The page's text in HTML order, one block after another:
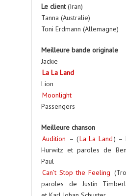
Le client(Iran)
Tanna (Australie)
Toni Erdmann (Allemagne)
Meilleure bande originale
Jackie
La La Land
Lion
Moonlight
Passengers
Meilleure chanson
Audition – (La La Land) –
Hurwitz et paroles de
Paul
Can’t Stop the Feeling
paroles de Justin